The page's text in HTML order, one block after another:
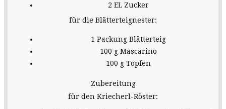
2 EL Zucker
für die Blätterteignester:
1 Packung Blätterteig
100 g Mascarino
100 g Topfen
Zubereitung
für den Kriecherl-Röster: